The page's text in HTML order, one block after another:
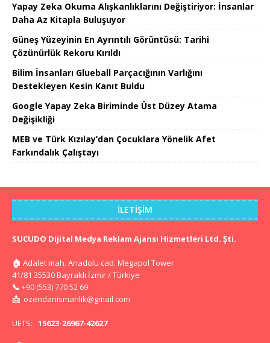
Yapay Zeka Okuma Alışkanlıklarını Değiştiriyor: İnsanlar
Daha Az Kitapla Buluşuyor
Güneş Yüzeyinin En Ayrıntılı Görüntüsü: Tarihi
Çözünürlük Rekoru Kırıldı
Bilim İnsanları Glueball Parçacığının Varlığını
Destekleyen Kesin Kanıt Buldu
Google Yapay Zeka Biriminde Üst Düzey Atama
Değişikliği
MEB ve Türk Kızılay’dan Çocuklara Yönelik Afet
Farkındalık Çalıştayı
İLETIŞIM
SUCUDO Dijital Medya Reklam Ajansı Hizmetleri Ltd. Şti.
🏠 Adalet mah. Anadolu cad. Megapol Tower
41/81 35530 Bayraklı İzmir / Türkiye
📞 +90 (553) 770 52 69
📩 ozendanismanlik@gmail.com
UETS: 15623-26967-42627